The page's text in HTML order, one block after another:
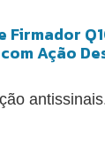
Ação